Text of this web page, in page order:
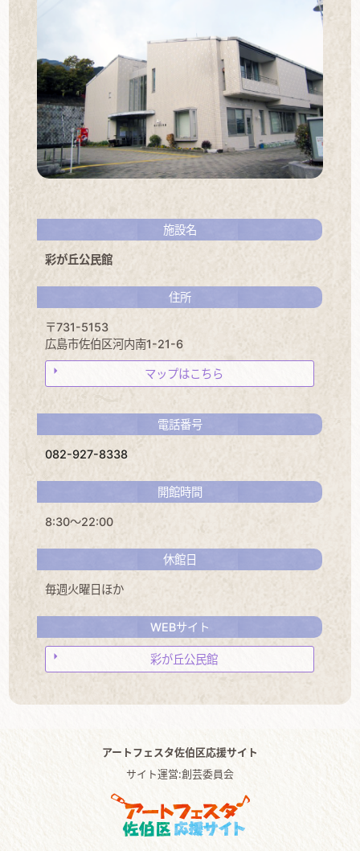
施設名
彩が丘公民館
住所
〒731-5153
広島市佐伯区河内南1-21-6
マップはこちら
電話番号
082-927-8338
開館時間
8:30～22:00
休館日
毎週火曜日ほか
WEBサイト
彩が丘公民館
アートフェスタ佐伯区応援サイト
サイト運営:創芸委員会